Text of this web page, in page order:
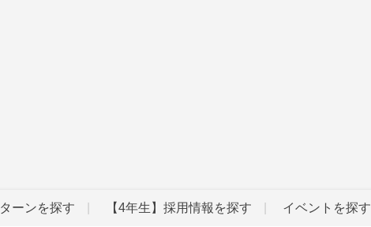
ーンを探す 【4年生】採用情報を探す イベントを探す